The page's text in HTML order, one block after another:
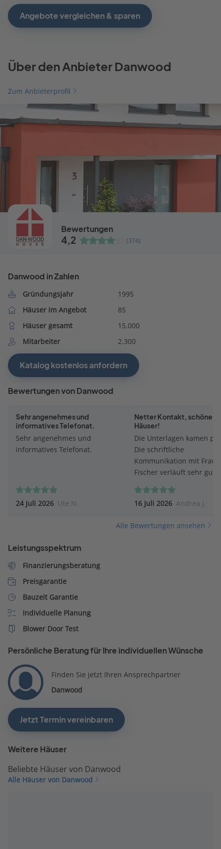
Angebote vergleichen & sparen
Über den Anbieter Danwood
Zum Anbieterprofil
Bewertungen
4,2 (374)
Danwood in Zahlen
Gründungsjahr
1995
Häuser im Angebot
85
Häuser gesamt
15.000
Mitarbeiter
2.300
Katalog kostenlos anfordern
Bewertungen von Danwood
Sehr angenehmes und
informatives Telefonat.
Sehr angenehmes und
informatives Telefonat.
24 Juli 2026 Ute N.
Netter Kontakt, schöne
Häuser!
Die Unterlagen kamen
Die schriftliche
Kommunikation mit Frau
Fischer verläuft sehr gut.
auf Fragen.
16 Juli 2026 Andrea J.
Alle Bewertungen ansehen
Leistungsspektrum
Finanzierungsberatung
Preisgarantie
Bauzeit Garantie
Individuelle Planung
Blower Door Test
Persönliche Beratung für Ihre individuellen Wünsche
Finden Sie jetzt Ihren Ansprechpartner
Danwood
Jetzt Termin vereinbaren
Weitere Häuser
Beliebte Häuser von Danwood
Alle Häuser von Danwood